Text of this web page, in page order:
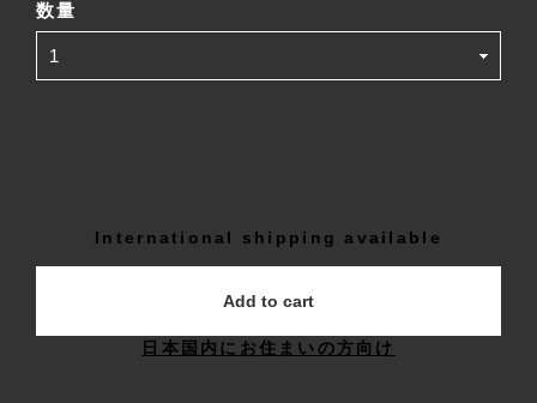
数量
International shipping available
Add to cart
日本国内にお住まいの方向け